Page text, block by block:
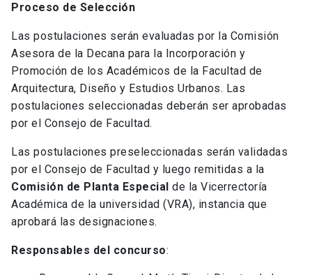
Proceso de Selección
Las postulaciones serán evaluadas por la Comisión
Asesora de la Decana para la Incorporación y
Promoción de los Académicos de la Facultad de
Arquitectura, Diseño y Estudios Urbanos. Las
postulaciones seleccionadas deberán ser aprobadas
por el Consejo de Facultad.
Las postulaciones preseleccionadas serán validadas
por el Consejo de Facultad y luego remitidas a la
Comisión de Planta Especial de la Vicerrectoría
Académica de la universidad (VRA), instancia que
aprobará las designaciones.
Responsables del concurso: